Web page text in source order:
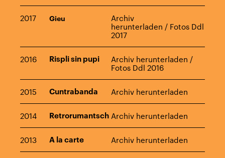
2017 Gieu
Archiv
herunterladen / Fotos Ddl
2017
2016 Rispli sin pupi Archiv herunterladen /
Fotos Ddl 2016
2015 Cuntrabanda Archiv herunterladen
2014 Retrorumantsch Archiv herunterladen
2013 A la carte Archiv herunterladen